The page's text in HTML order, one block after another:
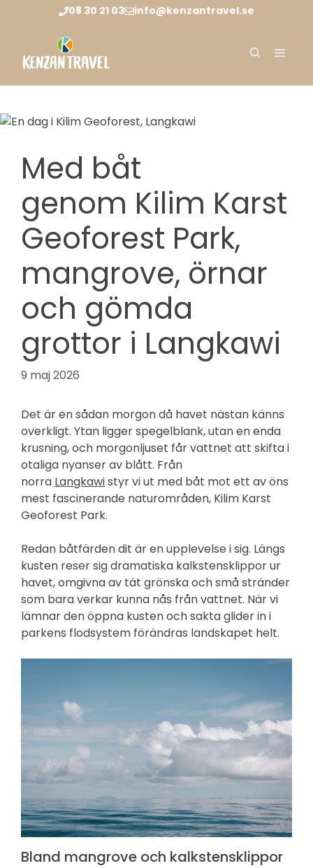
08 30 21 03 info@kenzantravel.se
Meny
Med båt
genom Kilim Karst
Geoforest Park,
mangrove, örnar
och gömda
grottor i Langkawi
9 maj 2026
Det är en sådan morgon då havet nästan känns
overkligt. Ytan ligger spegelblank, utan en enda
krusning, och morgonljuset får vattnet att skifta i
otaliga nyanser av blått. Från
norra Langkawistyr vi ut med båt mot ett av öns
mest fascinerande naturområden, Kilim Karst
Geoforest Park.
Redan båtfärden dit är en upplevelse i sig. Längs
kusten reser sig dramatiska kalkstensklippor ur
havet, omgivna av tät grönska och små stränder
som bara verkar kunna nås från vattnet. När vi
lämnar den öppna kusten och sakta glider in i
parkens flodsystem förändras landskapet helt.
Bland mangrove och kalkstensklippor